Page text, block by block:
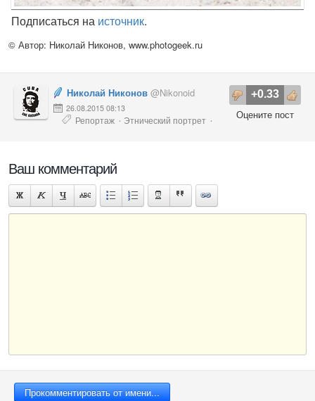
Подписаться на источник.
© Автор: Николай Никонов, www.photogeek.ru
+0.33
Оцените пост
Николай Никонов @Nikonoid
26.08.2015 08:13
Репортаж · Этнический портрет ·
Ваш комментарий